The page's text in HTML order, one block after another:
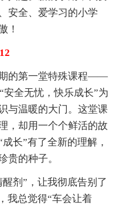
安全、爱学习的小学
！
的第一堂特殊课程——
全无忧，快乐成长”为
与温暖的大门。这堂课
，却用一个个鲜活的故
长”有了全新的理解，
贵的种子。
剂”，让我彻底告别了
我总觉得“车会让着